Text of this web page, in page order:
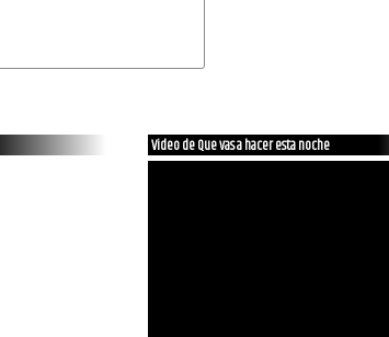
Video de Que vas a hacer esta noche